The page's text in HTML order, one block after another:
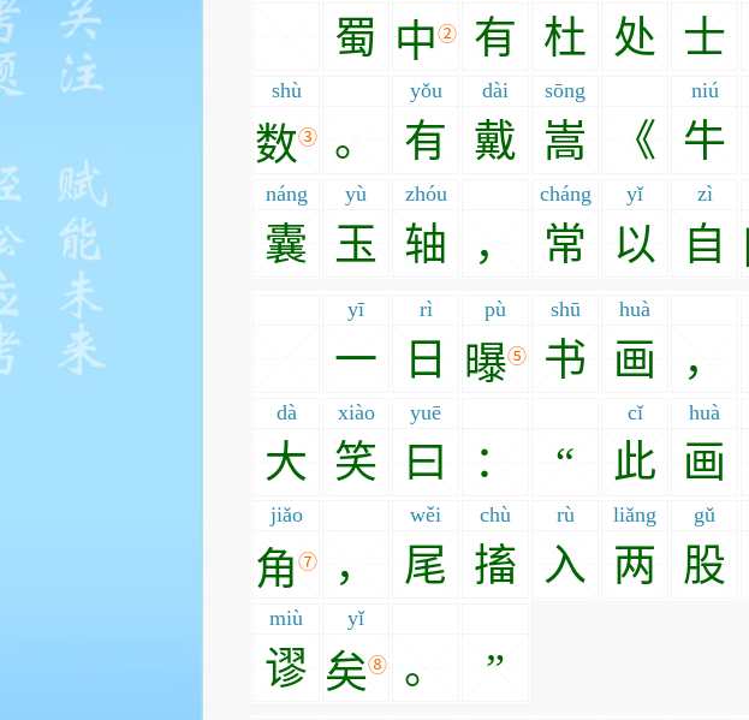
蜀 中② 有 杜 处 士
shù yǒu dài sōng niú
数③ 。 有 戴 嵩 《 牛
náng yù zhóu cháng yǐ zì
囊 玉 轴 ， 常 以 自
yī rì pù shū huà
一 日 曝⑤ 书 画 ，
dà xiào yuē cǐ huà
大 笑 曰 ： “ 此 画
jiǎo wěi chù rù liǎng gǔ
角 ⑦ ， 尾 搐 入 两 股
miù yǐ
谬 矣⑧ 。 ”